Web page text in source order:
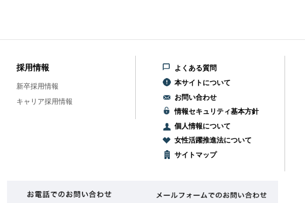
採用情報
新卒採用情報
キャリア採用情報
よくある質問
本サイトについて
お問い合わせ
情報セキュリティ基本方針
個人情報について
女性活躍推進法について
サイトマップ